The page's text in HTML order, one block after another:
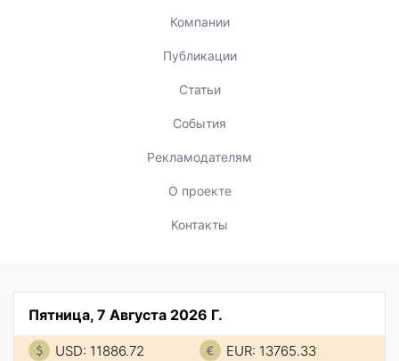
Компании
Публикации
Статьи
События
Рекламодателям
О проекте
Контакты
Пятница, 7 Августа 2026 Г.
USD: 11886.72 EUR: 13765.33